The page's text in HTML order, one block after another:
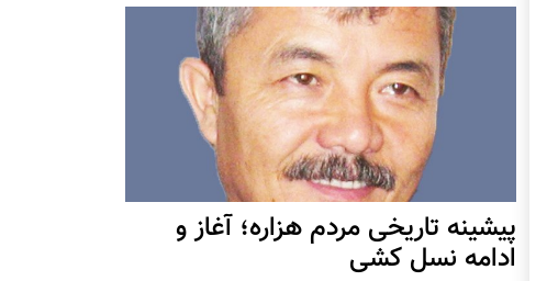
پيشينه تاريخی مردم هزاره؛ آغاز و
ادامه نسل کشی